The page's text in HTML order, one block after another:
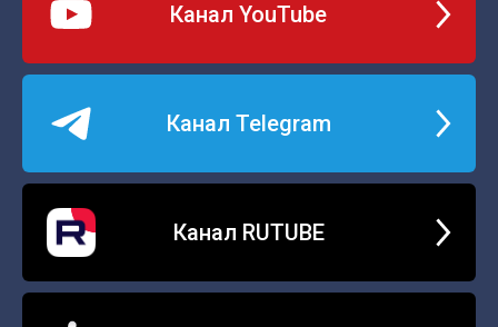
Канал YouTube
Канал Telegram
Канал RUTUBE